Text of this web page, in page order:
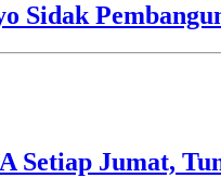
Sidak
Setiap Jumat,